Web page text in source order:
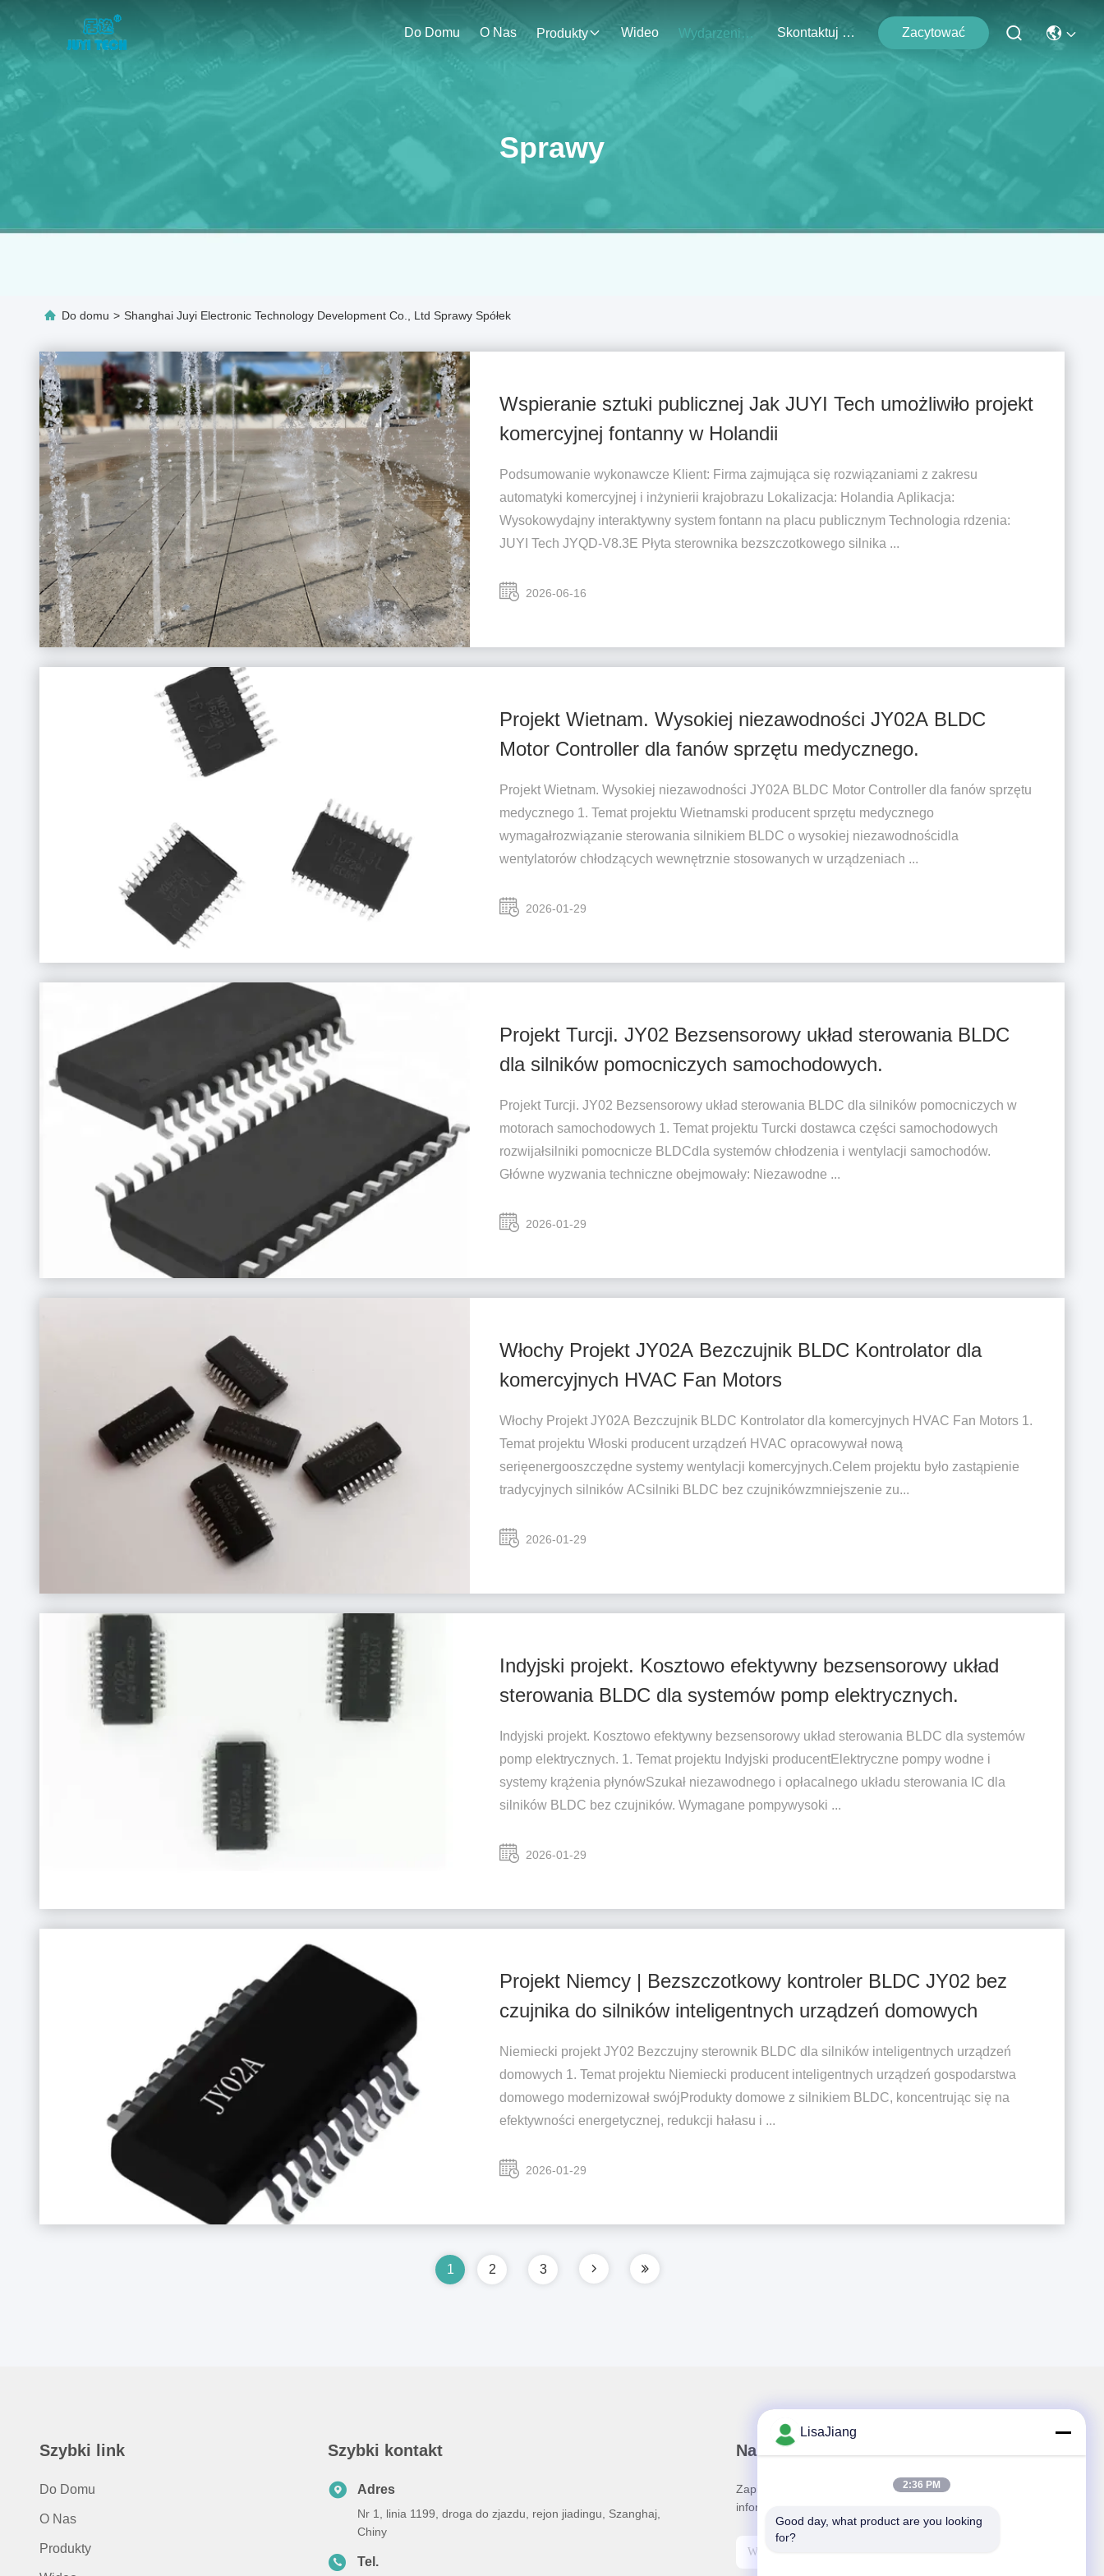
Do Domu O Nas Produkty Wideo Wydarzenia Skontaktuj Się Z Nami Zacytować
Sprawy
Do domu > Shanghai Juyi Electronic Technology Development Co., Ltd Sprawy Spółek
Wspieranie sztuki publicznej Jak JUYI Tech umożliwiło projekt
komercyjnej fontanny w Holandii
Podsumowanie wykonawcze Klient: Firma zajmująca się rozwiązaniami z zakresu
automatyki komercyjnej i inżynierii krajobrazu Lokalizacja: Holandia Aplikacja:
Wysokowydajny interaktywny system fontann na placu publicznym Technologia rdzenia:
JUYI Tech JYQD-V8.3E Płyta sterownika bezszczotkowego silnika ...
2026-06-16
Projekt Wietnam. Wysokiej niezawodności JY02A BLDC
Motor Controller dla fanów sprzętu medycznego.
Projekt Wietnam. Wysokiej niezawodności JY02A BLDC Motor Controller dla fanów sprzętu
medycznego 1. Temat projektu Wietnamski producent sprzętu medycznego
wymagałrozwiązanie sterowania silnikiem BLDC o wysokiej niezawodnościdla
wentylatorów chłodzących wewnętrznie stosowanych w urządzeniach ...
2026-01-29
Projekt Turcji. JY02 Bezsensorowy układ sterowania BLDC
dla silników pomocniczych samochodowych.
Projekt Turcji. JY02 Bezsensorowy układ sterowania BLDC dla silników pomocniczych w
motorach samochodowych 1. Temat projektu Turcki dostawca części samochodowych
rozwijałsilniki pomocnicze BLDCdla systemów chłodzenia i wentylacji samochodów.
Główne wyzwania techniczne obejmowały: Niezawodne ...
2026-01-29
Włochy Projekt JY02A Bezczujnik BLDC Kontrolator dla
komercyjnych HVAC Fan Motors
Włochy Projekt JY02A Bezczujnik BLDC Kontrolator dla komercyjnych HVAC Fan Motors 1.
Temat projektu Włoski producent urządzeń HVAC opracowywał nową
serięenergooszczędne systemy wentylacji komercyjnych.Celem projektu było zastąpienie
tradycyjnych silników ACsilniki BLDC bez czujnikówzmniejszenie zu...
2026-01-29
Indyjski projekt. Kosztowo efektywny bezsensorowy układ
sterowania BLDC dla systemów pomp elektrycznych.
Indyjski projekt. Kosztowo efektywny bezsensorowy układ sterowania BLDC dla systemów
pomp elektrycznych. 1. Temat projektu Indyjski producentElektryczne pompy wodne i
systemy krążenia płynówSzukał niezawodnego i opłacalnego układu sterowania IC dla
silników BLDC bez czujników. Wymagane pompywysoki ...
2026-01-29
Projekt Niemcy | Bezszczotkowy kontroler BLDC JY02 bez
czujnika do silników inteligentnych urządzeń domowych
Niemiecki projekt JY02 Bezczujny sterownik BLDC dla silników inteligentnych urządzeń
domowych 1. Temat projektu Niemiecki producent inteligentnych urządzeń gospodarstwa
domowego modernizował swójProdukty domowe z silnikiem BLDC, koncentrując się na
efektywności energetycznej, redukcji hałasu i ...
2026-01-29
1 2 3
Szybki link
Do Domu
O Nas
Produkty
Szybki kontakt
Adres
Nr 1, linia 1199, droga do zjazdu, rejon jiadingu, Szanghaj,
Chiny
Tel.
Nasz biuletyn
Zapisz się do naszego biuletynu z rabatami i innymi
informacjami.
LisaJiang
2:36 PM
Good day, what product are you looking
for?